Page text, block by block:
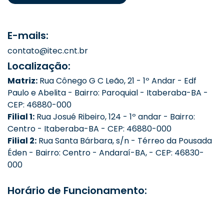
E-mails:
contato@itec.cnt.br
Localização:
Matriz: Rua Cônego G C Leão, 21 - 1º Andar - Edf
Paulo e Abelita - Bairro: Paroquial - Itaberaba-BA -
CEP: 46880-000
Filial 1: Rua Josué Ribeiro, 124 - 1º andar - Bairro:
Centro - Itaberaba-BA - CEP: 46880-000
Filial 2: Rua Santa Bárbara, s/n - Térreo da Pousada
Éden - Bairro: Centro - Andaraí-BA, - CEP: 46830-
000
Horário de Funcionamento: